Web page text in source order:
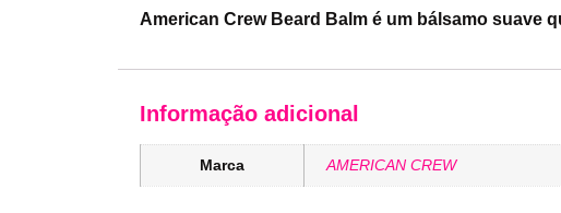
American Crew Beard Balm é um bálsamo suave
Informação adicional
Marca AMERICAN CREW